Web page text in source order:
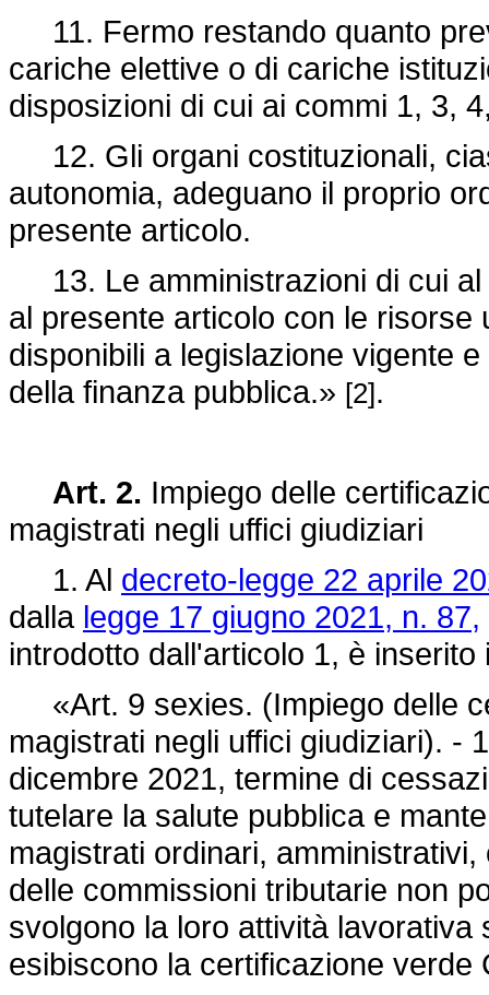
11. Fermo restando quanto
cariche elettive o di cariche
disposizioni di cui ai commi 1, 3,
12. Gli organi costituzionali,
autonomia, adeguano il proprio
presente articolo.
13. Le amministrazioni di cui al
al presente articolo con le
disponibili a legislazione vigente
della finanza pubblica.» [2].
Art. 2. Impiego delle
magistrati negli uffici giudiziari
1. Al decreto-legge 22 aprile
dalla legge 17 giugno 2021, n. 87,
introdotto dall'articolo 1, è inserito
«Art. 9 sexies. (Impiego delle
magistrati negli uffici giudiziari). -
dicembre 2021, termine di
tutelare la salute pubblica e
magistrati ordinari,
delle commissioni tributarie non
svolgono la loro attività
esibiscono la certificazione